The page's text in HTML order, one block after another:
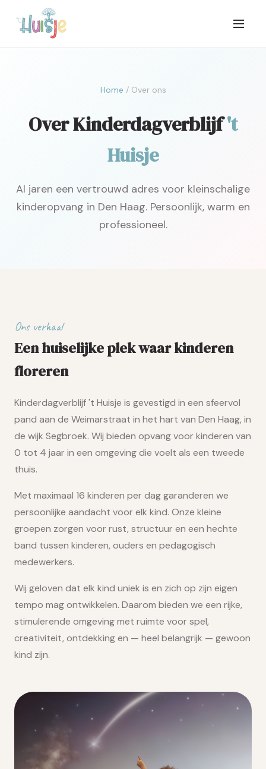
Home / Over ons
Over Kinderdagverblijf't
Huisje
Al jaren een vertrouwd adres voor kleinschalige
kinderopvang in Den Haag. Persoonlijk, warm en
professioneel.
Ons verhaal
Een huiselijke plek waar kinderen
floreren
Kinderdagverblijf 't Huisje is gevestigd in een sfeervol
pand aan de Weimarstraat in het hart van Den Haag, in
de wijk Segbroek. Wij bieden opvang voor kinderen van
0 tot 4 jaar in een omgeving die voelt als een tweede
thuis.
Met maximaal 16 kinderen per dag garanderen we
persoonlijke aandacht voor elk kind. Onze kleine
groepen zorgen voor rust, structuur en een hechte
band tussen kinderen, ouders en pedagogisch
medewerkers.
Wij geloven dat elk kind uniek is en zich op zijn eigen
tempo mag ontwikkelen. Daarom bieden we een rijke,
stimulerende omgeving met ruimte voor spel,
creativiteit, ontdekking en — heel belangrijk — gewoon
kind zijn.